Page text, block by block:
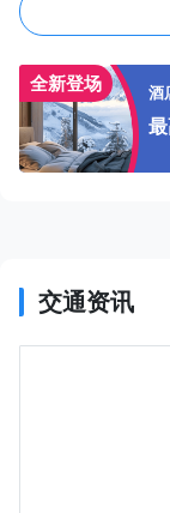
全新登场 酒
交通资讯